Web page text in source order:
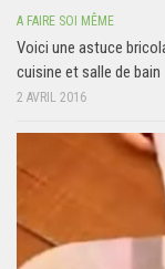
A FAIRE SOI MÊME
Voici une astuce
cuisine et salle de bain
2 AVRIL 2016